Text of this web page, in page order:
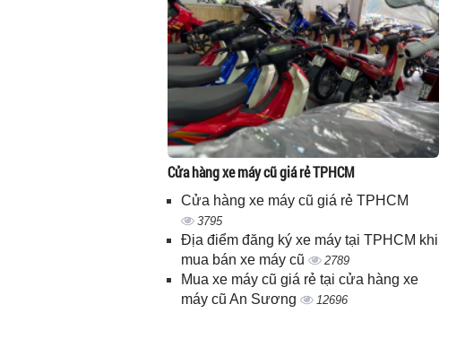
Cửa hàng xe máy cũ giá rẻ TPHCM
Cửa hàng xe máy cũ giá rẻ TPHCM
3795
Địa điểm đăng ký xe máy tại TPHCM khi
mua bán xe máy cũ
2789
Mua xe máy cũ giá rẻ tại cửa hàng xe
máy cũ An Sương
12696